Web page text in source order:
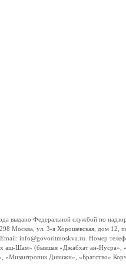
Федеральной службой по
Москва, ул. 3-я Хорошевская, дом 12,
Email: info@govoritmoskva.ru. Номер
аш-Шам» (бывшая «Джабхат ан-Нусра»,
Дивижн», «Братство»